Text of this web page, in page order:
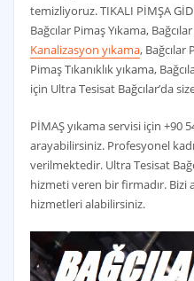
temizliyoruz. TIKALI PİMŞA
Bağcılar Pimaş Yıkama,
Kanalizasyon yıkama, Bağcılar
Pimaş Tıkanıklık yıkama,
için Ultra Tesisat Bağcılar’da
PİMAŞ yıkama servisi için +90
arayabilirsiniz. Profesyonel
verilmektedir. Ultra Tesisat
hizmeti veren bir firmadır. Bizi
hizmetleri alabilirsiniz.